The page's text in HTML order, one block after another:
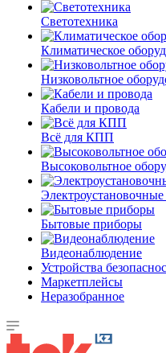
Светотехника
Климатическое
Низковольтное
Кабели и провода
Всё для КПП
Высоковольтное
Бытовые приборы
Видеонаблюдение
Устройства
Маркетплейсы
Неразобранное